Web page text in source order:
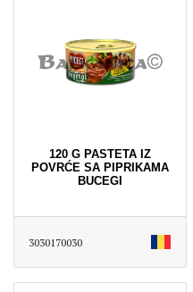
120 G PASTETA IZ
POVRĆE SA PIPRIKAMA
BUCEGI
3030170030